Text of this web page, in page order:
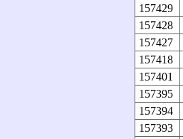
157429
157428
157427
157418
157401
157395
157394
157393